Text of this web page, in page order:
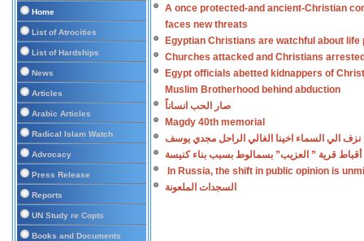
Home
List of Atrocities
List of Hardships
News
Articles
Arabic Articles
Radical Islam Watch
Advocacy
Press Release
Reports
UN Study re Copts
Books and Documents
A once protected-and ancient-Christian
faces new threats
Egyptian Christians are watchful about life
Churches attacked and Christians
Egypt officials abetted kidnappers of
Muslim Brotherhood behind abduction
صار الحب انساناً
Magdy 40th memorial
نزف الي السماء اخينا الغالي الراحل مجدي يوسف
أقباط قرية ” العزيب” بسمالوط بسبب بناء كنيسة
In Russia, the shift in public opinion is
السجدات الملعونة